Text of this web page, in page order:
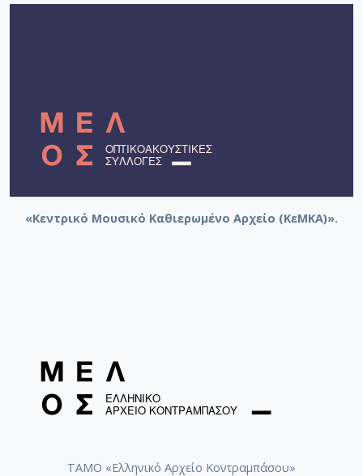
«Κεντρικό Μουσικό Καθιερωμένο Αρχείο (ΚεΜΚΑ)».
ΤΑΜΟ «Ελληνικό Αρχείο Κοντραμπάσου»